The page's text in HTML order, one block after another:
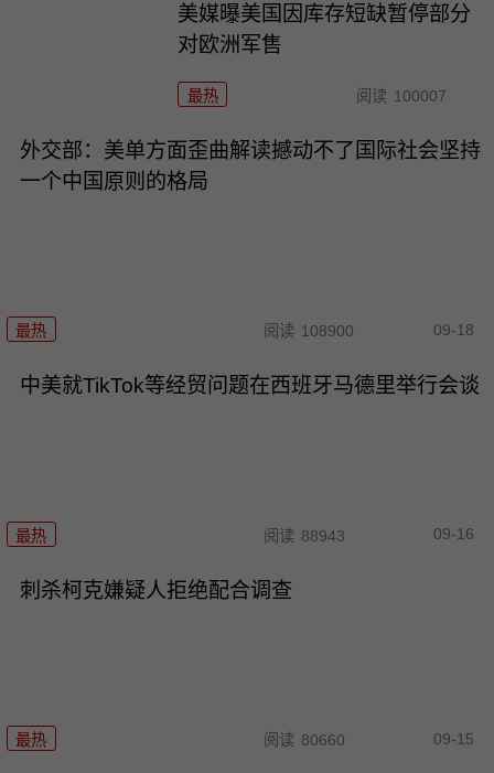
美媒曝美国因库存短缺暂停部分
对欧洲军售
最热 阅读 100007
外交部：美单方面歪曲解读撼动不了国际社会坚持
一个中国原则的格局
最热 阅读 108900 09-18
中美就TikTok等经贸问题在西班牙马德里举行会谈
最热 阅读 88943 09-16
刺杀柯克嫌疑人拒绝配合调查
最热 阅读 80660 09-15